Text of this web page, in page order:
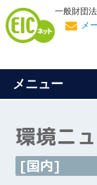
一般財団
メ
メニュー
環境ニ
[国内]